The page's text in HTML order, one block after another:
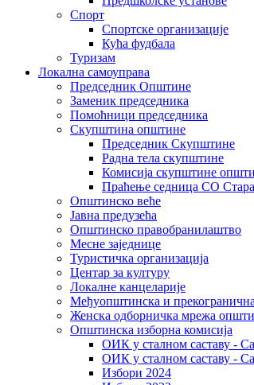
Спорт
Спортске организације
Кућа фудбала
Туризам
Локална самоуправа
Председник Општине
Заменик председника
Помоћници председника
Скупштина општине
Председник Скупштине
Радна тела скупштине
Комисија скупштине
Праћење седница СО Стара
Општинско веће
Јавна предузећа
Општинско правобранилаштво
Месне заједнице
Туристичка организација
Центaр за културу
Локалне канцеларије
Међуопштинска и
Женска одборничка мрежа
Општинска изборна комисија
ОИК у сталном саставу -
ОИК у сталном саставу -
Избори 2024